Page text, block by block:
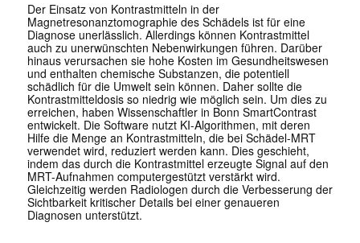
Der Einsatz von Kontrastmitteln in der
Magnetresonanztomographie des Schädels ist für eine
Diagnose unerlässlich. Allerdings können Kontrastmittel
auch zu unerwünschten Nebenwirkungen führen. Darüber
hinaus verursachen sie hohe Kosten im Gesundheitswesen
und enthalten chemische Substanzen, die potentiell
schädlich für die Umwelt sein können. Daher sollte die
Kontrastmitteldosis so niedrig wie möglich sein. Um dies zu
erreichen, haben Wissenschaftler in Bonn SmartContrast
entwickelt. Die Software nutzt KI-Algorithmen, mit deren
Hilfe die Menge an Kontrastmitteln, die bei Schädel-MRT
verwendet wird, reduziert werden kann. Dies geschieht,
indem das durch die Kontrastmittel erzeugte Signal auf den
MRT-Aufnahmen computergestützt verstärkt wird.
Gleichzeitig werden Radiologen durch die Verbesserung der
Sichtbarkeit kritischer Details bei einer genaueren
Diagnosen unterstützt.